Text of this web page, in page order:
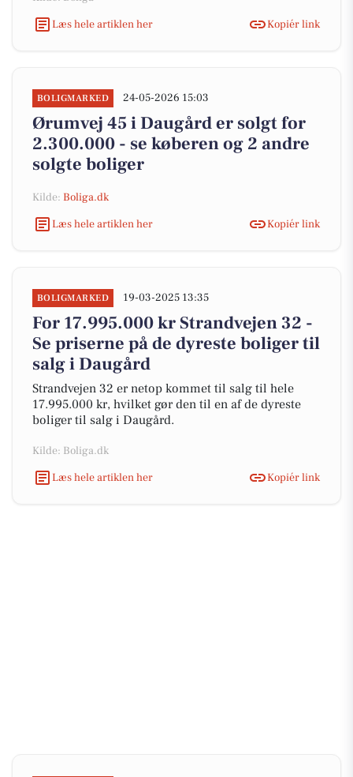
Læs hele artiklen her
Kopiér link
BOLIGMARKED 24-05-2026 15:03
Ørumvej 45 i Daugård er solgt for
2.300.000 - se køberen og 2 andre
solgte boliger
Kilde: Boliga.dk
Læs hele artiklen her
Kopiér link
BOLIGMARKED 19-03-2025 13:35
For 17.995.000 kr Strandvejen 32 -
Se priserne på de dyreste boliger til
salg i Daugård
Strandvejen 32 er netop kommet til salg til hele
17.995.000 kr, hvilket gør den til en af de dyreste
boliger til salg i Daugård.
Kilde: Boliga.dk
Læs hele artiklen her
Kopiér link